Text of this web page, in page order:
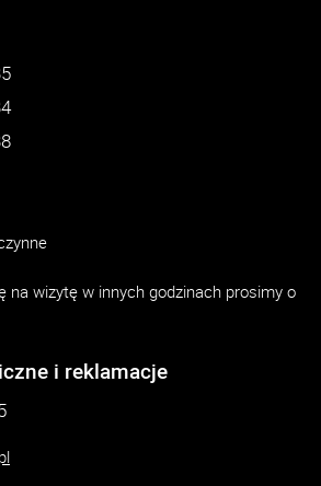
na wizytę w innych godzinach prosimy o
i reklamacje